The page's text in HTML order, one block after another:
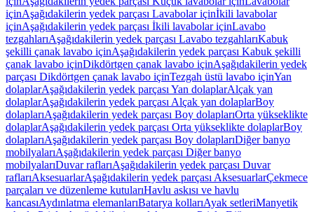
içinAşağıdakilerin yedek parçası Lavabolar içinİkili lavabolar
içinAşağıdakilerin yedek parçası İkili lavabolar içinLavabo
tezgahlarıAşağıdakilerin yedek parçası Lavabo tezgahlarıKabuk
şekilli çanak lavabo içinAşağıdakilerin yedek parçası Kabuk şekilli
çanak lavabo içinDikdörtgen çanak lavabo içinAşağıdakilerin yedek
parçası Dikdörtgen çanak lavabo içinTezgah üstü lavabo içinYan
dolaplarAşağıdakilerin yedek parçası Yan dolaplarAlçak yan
dolaplarAşağıdakilerin yedek parçası Alçak yan dolaplarBoy
dolaplarıAşağıdakilerin yedek parçası Boy dolaplarıOrta yükseklikte
dolaplarAşağıdakilerin yedek parçası Orta yükseklikte dolaplarBoy
dolaplarıAşağıdakilerin yedek parçası Boy dolaplarıDiğer banyo
mobilyalarıAşağıdakilerin yedek parçası Diğer banyo
mobilyalarıDuvar raflarıAşağıdakilerin yedek parçası Duvar
raflarıAksesuarlarAşağıdakilerin yedek parçası AksesuarlarÇekmece
parçaları ve düzenleme kutularıHavlu askısı ve havlu
kancasıAydınlatma elemanlarıBatarya kollarıAyak setleriManyetik